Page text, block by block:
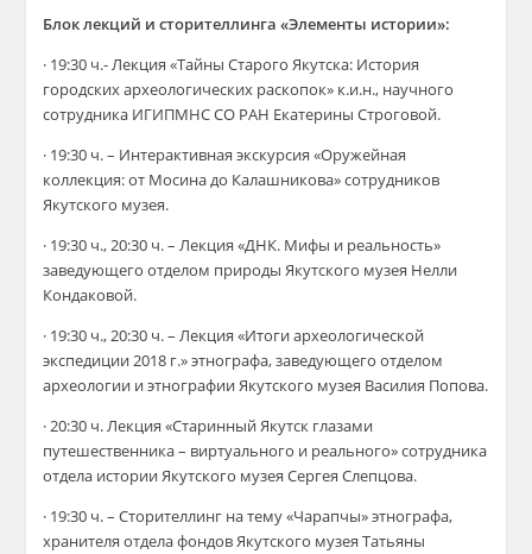
Блок лекций и сторителлинга «Элементы истории»:
· 19:30 ч.- Лекция «Тайны Старого Якутска: История
городских археологических раскопок» к.и.н., научного
сотрудника ИГИПМНС СО РАН Екатерины Строговой.
· 19:30 ч. – Интерактивная экскурсия «Оружейная
коллекция: от Мосина до Калашникова» сотрудников
Якутского музея.
· 19:30 ч., 20:30 ч. – Лекция «ДНК. Мифы и реальность»
заведующего отделом природы Якутского музея Нелли
Кондаковой.
· 19:30 ч., 20:30 ч. – Лекция «Итоги археологической
экспедиции 2018 г.» этнографа, заведующего отделом
археологии и этнографии Якутского музея Василия Попова.
· 20:30 ч. Лекция «Старинный Якутск глазами
путешественника – виртуального и реального» сотрудника
отдела истории Якутского музея Сергея Слепцова.
· 19:30 ч. – Сторителлинг на тему «Чарапчы» этнографа,
хранителя отдела фондов Якутского музея Татьяны